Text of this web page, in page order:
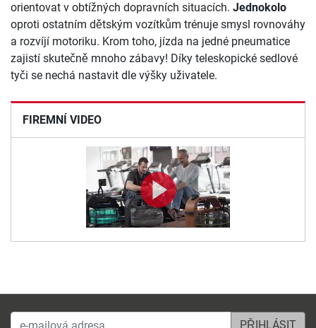
FIREMNÍ VIDEO
orientovat v obtížných dopravních situacích. Jednokolo
oproti ostatním dětským vozítkům trénuje smysl rovnováhy
a rozvíjí motoriku. Krom toho, jízda na jedné pneumatice
zajistí skutečně mnoho zábavy! Díky teleskopické sedlové
tyči se nechá nastavit dle výšky uživatele.
e-mailová adresa